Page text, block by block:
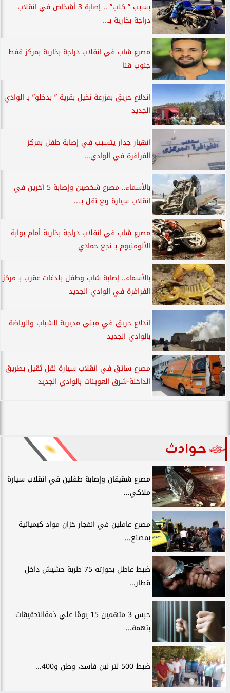
بسبب ” كلب” .. إصابة 3 أشخاص في انقلاب
دراجة بخارية بـ...
مصرع شاب في انقلاب دراجة بخارية بمركز قفط
جنوب قنا
اندلاع حريق بمزرعة نخيل بقرية ” بدخلو” بـ الوادي
الجديد
انهيار جدار يتسبب في إصابة طفل بمركز
الفرافرة في الوادي...
بالأسماء.. مصرع شخصين وإصابة 5 آخرين في
انقلاب سيارة ربع نقل بـ...
مصرع شاب في انقلاب دراجة بخارية أمام بوابة
الألومنيوم بـ نجع حمادي
بالأسماء.. إصابة شاب وطفل بلدغات عقرب بـ مركز
الفرافرة في الوادي الجديد
اندلاع حريق في مبنى مديرية الشباب والرياضة
بالوادي الجديد
مصرع سائق في انقلاب سيارة نقل ثقيل بطريق
الداخلة-شرق العوينات بالوادي الجديد
حوادث
مصرع شقيقان وإصابة طفلين في انقلاب سيارة
ملاكي...
مصرع عاملين في انفجار خزان مواد كيميائية
بمصنع...
ضبط عاطل بحوزته 75 طربة حشيش داخل
قطار...
حبس 3 متهمين 15 يومًا علي ذمةالتحقيقات
بتهمة...
ضبط 500 لتر لبن فاسد، وطن و400...